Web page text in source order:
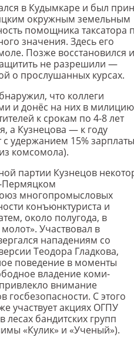
в Кудымкаре и был
окружным земельным
помощника таксатора
значения. Здесь его
Позже восстановился
не разрешили —
о прослушанных курсах.
что коллеги
и донёс на них в
к срокам по 4-8 лет
а Кузнецова — к году
удержанием 15%
комсомола).
партии Кузнецов
Пермяцком
многопромысловых
конъюнктуриста и
около полугода, в
Участвовал в
нападениям со
Теодора Гладкова,
поведение в моменты
владение коми-
внимание
госбезопасности. С этого
участвует акциях ОГПУ
лесах бандитских групп
«Кулик» и «Ученый»).